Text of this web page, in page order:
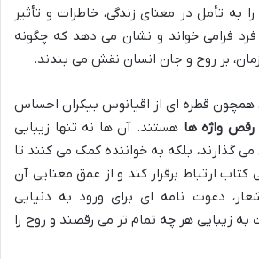
به تأمل در معنای زندگی، خاطرات و تأثیر
فرامی خواند و نشان می دهد که چگونه
بر روح و جان انسان نقش می بندند.
همچون قطره ای از اقیانوس بیکران احساس
رقص واژه ها هستند. آن ها نه تنها زیبایی
گذارند، بلکه به خواننده کمک می کنند تا
ارتباط برقرار کند و از عمق معنایی آن
دعوت نامه ای برای ورود به دنیایی
زیبایی هر چه تمام تر می رقصند و روح را